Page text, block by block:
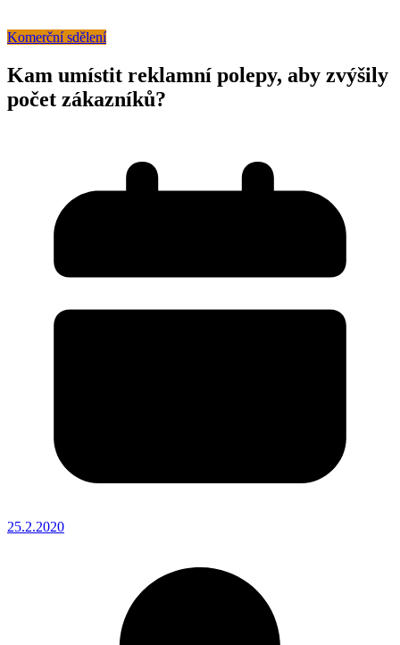
Komerční sdělení
Kam umístit reklamní polepy, aby zvýšily
počet zákazníků?
25.2.2020